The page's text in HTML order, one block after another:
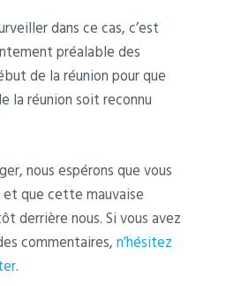
dans ce cas, c’est
préalable des
de la réunion pour que
la réunion soit reconnu
nous espérons que vous
que cette mauvaise
derrière nous. Si vous avez
commentaires,n’hésitez
.